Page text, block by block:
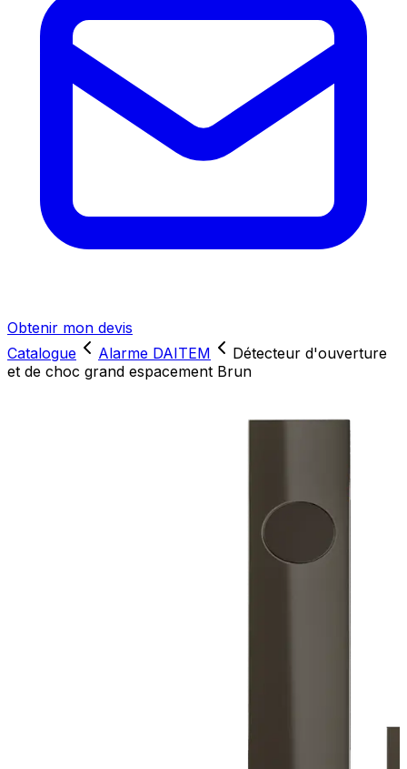
Obtenir mon devis
Catalogue
Alarme DAITEM
Détecteur d'ouverture
et de choc grand espacement Brun